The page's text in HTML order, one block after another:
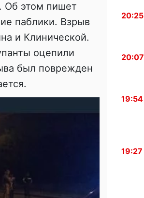
Об этом пишет
паблики. Взрыв
и Клинической.
оцепили
был поврежден
20:25
20:07
19:54
19:27